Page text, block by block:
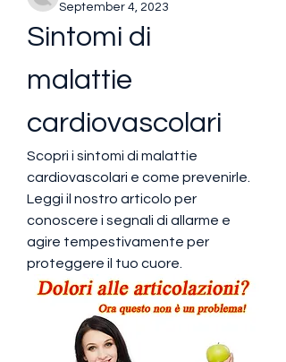
September 4, 2023
Sintomi di
malattie
cardiovascolari
Scopri i sintomi di malattie
cardiovascolari e come prevenirle.
Leggi il nostro articolo per
conoscere i segnali di allarme e
agire tempestivamente per
proteggere il tuo cuore.